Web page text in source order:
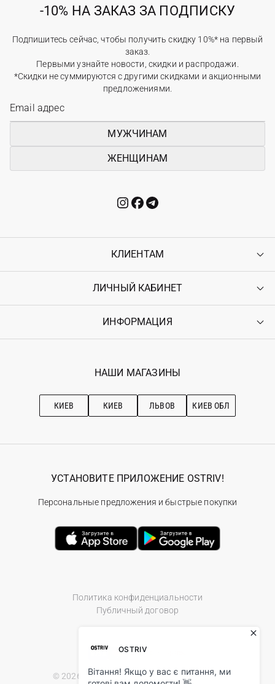
-10% НА ЗАКАЗ ЗА ПОДПИСКУ
Подпишитесь сейчас, чтобы получить скидку 10%* на первый
заказ.
Первыми узнайте новости, скидки и распродажи.
*Скидки не суммируются с другими скидками и акционными
предложениями.
МУЖЧИНАМ
ЖЕНЩИНАМ
КЛИЕНТАМ
Контакты
Возврат
Гарантия
ЛИЧНЫЙ КАБИНЕТ
Войти
Ostriv Club+
ИНФОРМАЦИЯ
Наши магазини
Рекомендации по уходу
НАШИ МАГАЗИНЫ
КИЕВ КИЕВ ЛЬВОВ КИЕВ ОБЛ
Политика конфиденциальности
Публичный договор
© 2026 Ostriv.ua Store. All Rights Reserved.
УСТАНОВИТЕ ПРИЛОЖЕНИЕ OSTRIV!
Персональные предложения и быстрые покупки